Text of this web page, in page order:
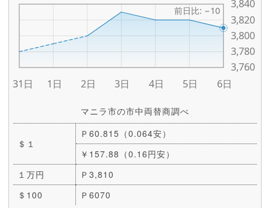
マニラ市の市中両替商調べ
＄１
Ｐ60.815（0.064安）
￥157.88（0.16円安）
１万円
Ｐ3,810
＄100
Ｐ6070